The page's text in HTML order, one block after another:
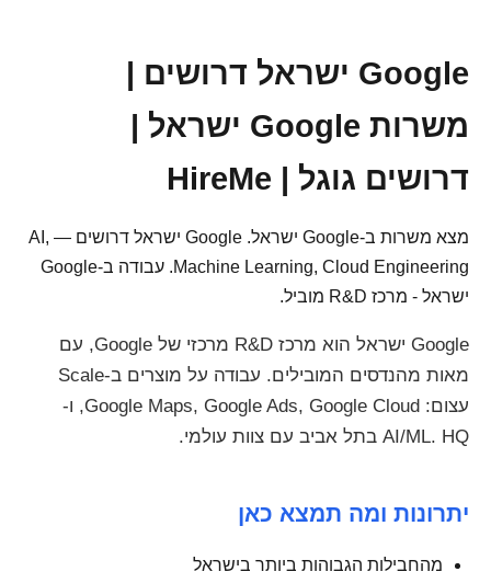
Google ישראל דרושים |
משרות Google ישראל |
דרושים גוגל | HireMe
מצא משרות ב-Google ישראל. Google ישראל דרושים — AI,
Machine Learning, Cloud Engineering. עבודה ב-Google
ישראל - מרכז R&D מוביל.
Google ישראל הוא מרכז R&D מרכזי של Google, עם
מאות מהנדסים המובילים. עבודה על מוצרים ב-Scale
עצום: Google Maps, Google Ads, Google Cloud, ו-
AI/ML. HQ בתל אביב עם צוות עולמי.
יתרונות ומה תמצא כאן
מהחבילות הגבוהות ביותר בישראל